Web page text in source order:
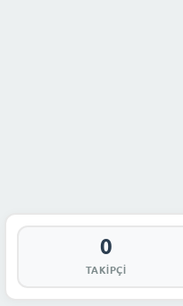
0
TAKIPÇI